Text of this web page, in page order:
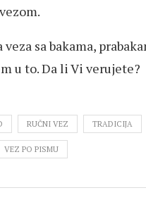
veza sa bakama,
u to. Da li Vi verujete?
RUČNI VEZ TRADICIJA
VEZ PO PISMU